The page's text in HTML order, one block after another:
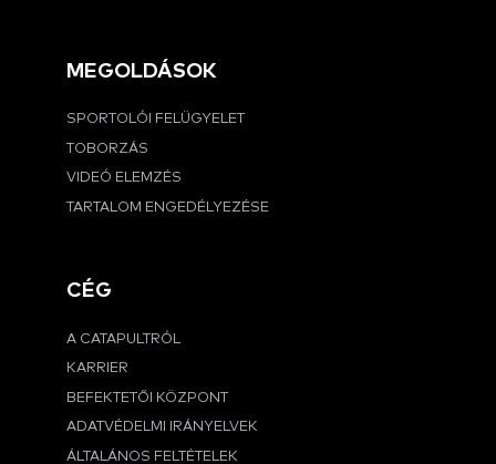
MEGOLDÁSOK
SPORTOLÓI FELÜGYELET
TOBORZÁS
VIDEÓ ELEMZÉS
TARTALOM ENGEDÉLYEZÉSE
CÉG
A CATAPULTRÓL
KARRIER
BEFEKTETŐI KÖZPONT
ADATVÉDELMI IRÁNYELVEK
ÁLTALÁNOS FELTÉTELEK